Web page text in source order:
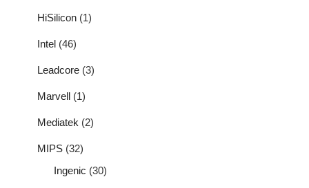
HiSilicon (1)
Intel (46)
Leadcore (3)
Marvell (1)
Mediatek (2)
MIPS (32)
Ingenic (30)